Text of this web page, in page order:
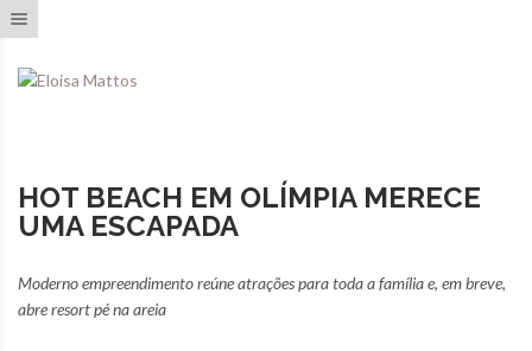
HOT BEACH EM OLÍMPIA MERECE
UMA ESCAPADA
Moderno empreendimento reúne atrações para toda a família e, em breve,
abre resort pé na areia